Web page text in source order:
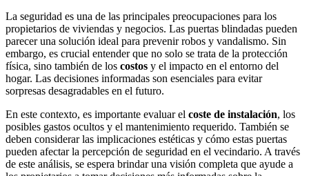
La seguridad es una de las principales preocupaciones para los
propietarios de viviendas y negocios. Las puertas blindadas pueden
parecer una solución ideal para prevenir robos y vandalismo. Sin
embargo, es crucial entender que no solo se trata de la protección
física, sino también de los costos y el impacto en el entorno del
hogar. Las decisiones informadas son esenciales para evitar
sorpresas desagradables en el futuro.
En este contexto, es importante evaluar el coste de instalación, los
posibles gastos ocultos y el mantenimiento requerido. También se
deben considerar las implicaciones estéticas y cómo estas puertas
pueden afectar la percepción de seguridad en el vecindario. A través
de este análisis, se espera brindar una visión completa que ayude a